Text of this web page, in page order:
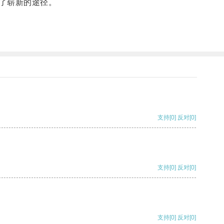
新的途径。
支持[0] 反对[0]
支持[0] 反对[0]
支持[0] 反对[0]